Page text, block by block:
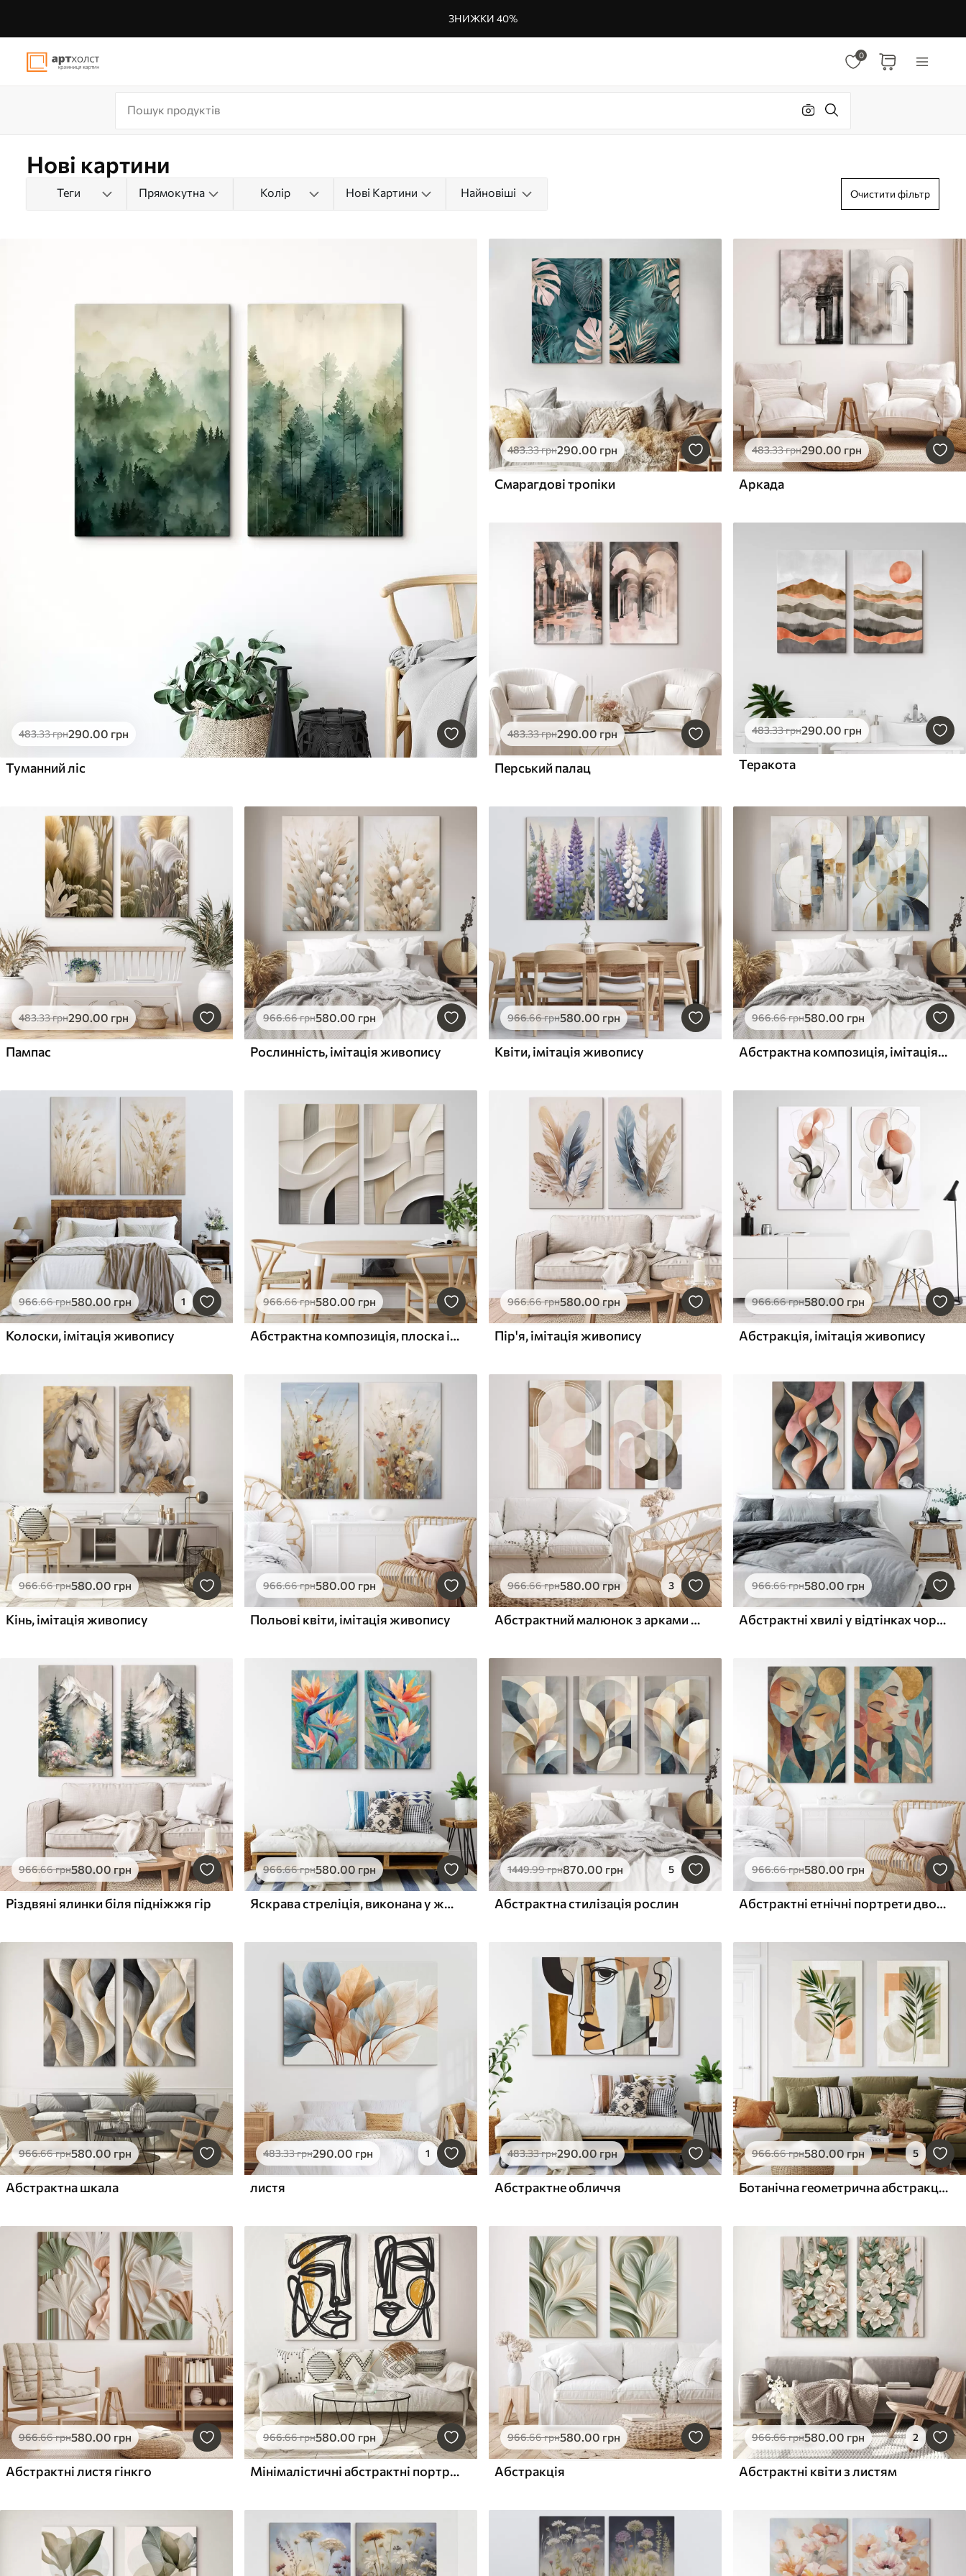
ЗНИЖКИ 40%
0
Нові картини
Теги Прямокутна Колір Нові Картини Найновіші Очистити фільтр
483.33грн290.00 грн
Туманний ліс
483.33грн290.00 грн
Смарагдові тропіки
483.33грн290.00 грн
Аркада
483.33грн290.00 грн
Перський палац
483.33грн290.00 грн
Теракота
483.33грн290.00 грн
Пампас
966.66грн580.00 грн
Рослинність, імітація живопису
966.66грн580.00 грн
Квіти, імітація живопису
966.66грн580.00 грн
Абстрактна композиція, імітація живопису
966.66грн580.00грн 1
Колоски, імітація живопису
966.66грн580.00 грн
Абстрактна композиція, плоска ілюстрація
966.66грн580.00грн
Пір'я, імітація живопису
966.66грн580.00 грн
Абстракція, імітація живопису
966.66грн580.00грн
Кінь, імітація живопису
966.66грн580.00 грн
Польові квіти, імітація живопису
966.66грн580.00 грн 3
Абстрактний малюнок з арками та колами
966.66грн580.00 грн
Абстрактні хвилі у відтінках чорного та теракоти
966.66грн580.00грн
Різдвяні ялинки біля підніжжя гір
966.66грн580.00 грн
Яскрава стреліція, виконана у живописному стилі
1449.99грн870.00 грн 5
Абстрактна стилізація рослин
966.66грн580.00 грн
Абстрактні етнічні портрети двох жінок
966.66грн580.00 грн
Абстрактна шкала
483.33грн290.00 грн 1
листя
483.33грн290.00 грн
Абстрактне обличчя
966.66грн580.00грн 5
Ботанічна геометрична абстракція
966.66грн580.00 грн
Абстрактні листя гінкго
966.66грн580.00 грн
Мінімалістичні абстрактні портрети
966.66грн580.00 грн
Абстракція
966.66грн580.00 грн 2
Абстрактні квіти з листям